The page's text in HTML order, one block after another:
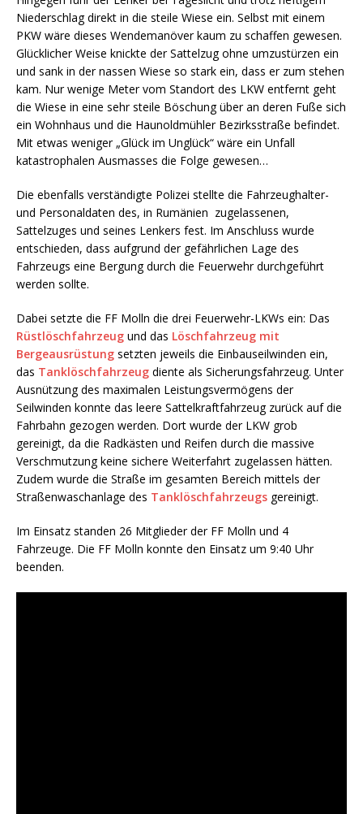
Niederschlag direkt in die steile Wiese ein. Selbst mit einem
PKW wäre dieses Wendemanöver kaum zu schaffen gewesen.
Glücklicher Weise knickte der Sattelzug ohne umzustürzen ein
und sank in der nassen Wiese so stark ein, dass er zum stehen
kam. Nur wenige Meter vom Standort des LKW entfernt geht
die Wiese in eine sehr steile Böschung über an deren Fuße sich
ein Wohnhaus und die Haunoldmühler Bezirksstraße befindet.
Mit etwas weniger „Glück im Unglück“ wäre ein Unfall
katastrophalen Ausmasses die Folge gewesen…
Die ebenfalls verständigte Polizei stellte die Fahrzeughalter-
und Personaldaten des, in Rumänien zugelassenen,
Sattelzuges und seines Lenkers fest. Im Anschluss wurde
entschieden, dass aufgrund der gefährlichen Lage des
Fahrzeugs eine Bergung durch die Feuerwehr durchgeführt
werden sollte.
Dabei setzte die FF Molln die drei Feuerwehr-LKWs ein: Das
Rüstlöschfahrzeug und das Löschfahrzeug mit
Bergeausrüstung setzten jeweils die Einbauseilwinden ein,
das Tanklöschfahrzeug diente als Sicherungsfahrzeug. Unter
Ausnützung des maximalen Leistungsvermögens der
Seilwinden konnte das leere Sattelkraftfahrzeug zurück auf die
Fahrbahn gezogen werden. Dort wurde der LKW grob
gereinigt, da die Radkästen und Reifen durch die massive
Verschmutzung keine sichere Weiterfahrt zugelassen hätten.
Zudem wurde die Straße im gesamten Bereich mittels der
Straßenwaschanlage des Tanklöschfahrzeugs gereinigt.
Im Einsatz standen 26 Mitglieder der FF Molln und 4
Fahrzeuge. Die FF Molln konnte den Einsatz um 9:40 Uhr
beenden.